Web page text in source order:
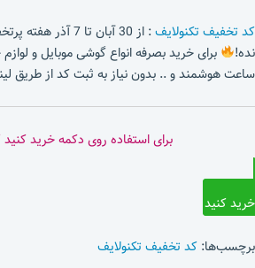
کد تخفیف تکنولایف
: از 30 آبان تا 7
نده!
برای خرید بصرفه انواع گوشی موبایل و
ساعت هوشمند و .. بدون نیاز به ثبت کد از طریق
برای استفاده روی دکمه خرید کنید
خرید کنید
برچسب‌ها: کد تخفیف تکنولایف